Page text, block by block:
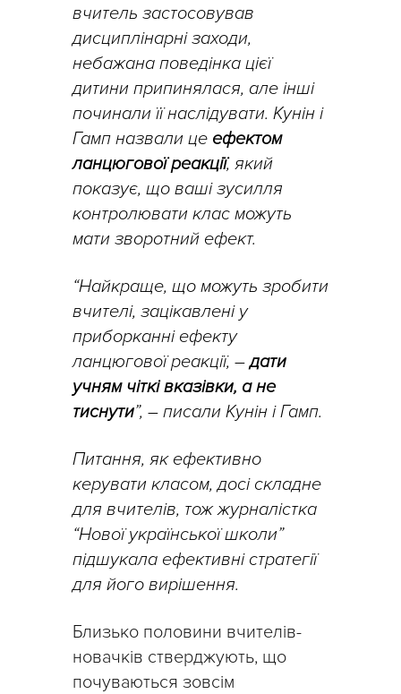
вчитель застосовував
дисциплінарні заходи,
небажана поведінка цієї
дитини припинялася, але інші
починали її наслідувати. Кунін і
Гамп назвали це ефектом
ланцюгової реакції, який
показує, що ваші зусилля
контролювати клас можуть
мати зворотний ефект.
“Найкраще, що можуть зробити
вчителі, зацікавлені у
приборканні ефекту
ланцюгової реакції, –дати
учням чіткі вказівки, а не
тиснути”, – писали Кунін і Гамп.
Питання, як ефективно
керувати класом, досі складне
для вчителів, тож журналістка
“Нової української школи”
підшукала ефективні стратегії
для його вирішення.
Близько половини вчителів-
новачків стверджують, що
почуваються зовсім